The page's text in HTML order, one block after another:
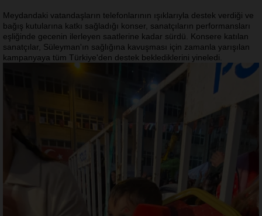
Meydandaki vatandaşların telefonlarının ışıklarıyla destek verdiği ve
bağış kutularına katkı sağladığı konser, sanatçıların performansları
eşliğinde gecenin ilerleyen saatlerine kadar sürdü. Konsere katılan
sanatçılar, Süleyman'ın sağlığına kavuşması için zamanla yarışılan
kampanyaya tüm Türkiye'den destek beklediklerini yineledi.